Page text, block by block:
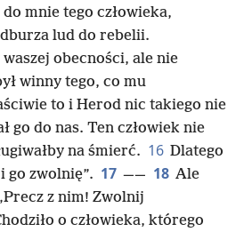
mnie tego człowieka,
lud do rebelii.
waszej obecności, ale nie
winny tego, co mu
to i Herod nic takiego nie
go do nas. Ten człowiek nie
na śmierć. 16 Dlatego
i go zwolnię”. 17 —— 18 Ale
z nim! Zwolnij
o człowieka, którego